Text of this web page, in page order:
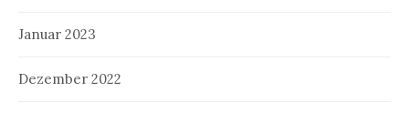
Januar 2023
Dezember 2022